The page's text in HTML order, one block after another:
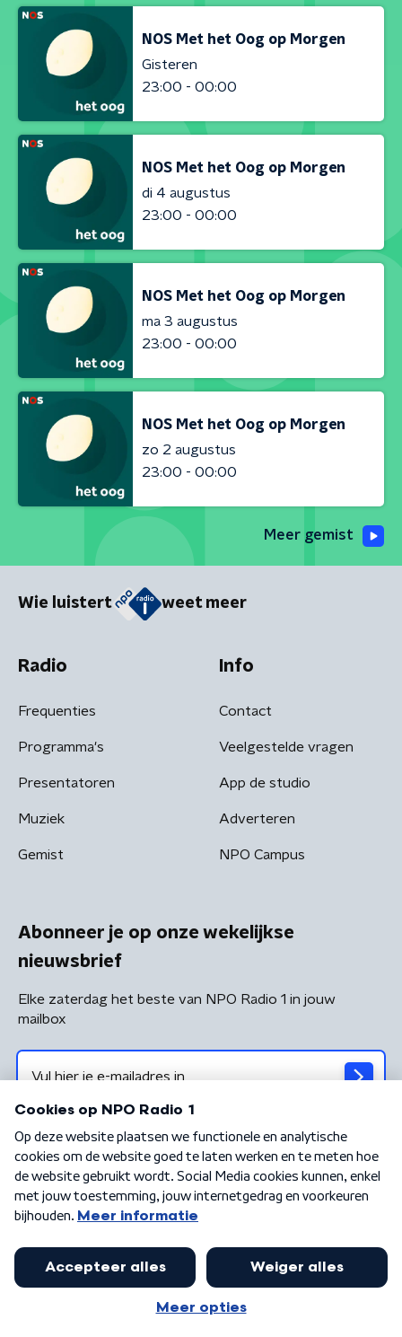
NOS Met het Oog op Morgen
Gisteren
23:00 - 00:00
NOS Met het Oog op Morgen
di 4 augustus
23:00 - 00:00
NOS Met het Oog op Morgen
ma 3 augustus
23:00 - 00:00
NOS Met het Oog op Morgen
zo 2 augustus
23:00 - 00:00
Meer gemist
Wie luistert weet meer
Radio
Frequenties
Programma's
Presentatoren
Muziek
Gemist
Info
Contact
Veelgestelde vragen
App de studio
Adverteren
NPO Campus
Abonneer je op onze wekelijkse
nieuwsbrief
Elke zaterdag het beste van NPO Radio 1 in jouw
mailbox
Algemene voorwaarden